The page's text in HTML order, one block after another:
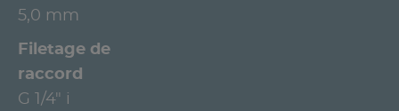
5,0 mm
Filetage de
raccord
G 1/4" i